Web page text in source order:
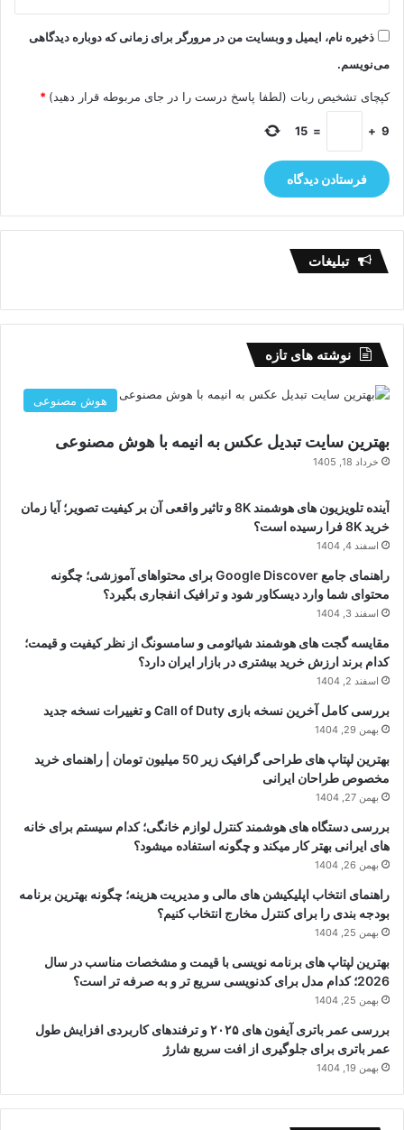
ذخیره نام، ایمیل و وبسایت من در مرورگر برای زمانی که دوباره دیدگاهی
می‌نویسم.
کپچای تشخیص ربات (لطفا پاسخ درست را در جای مربوطه قرار دهید) *
9
+
=
15
تبلیغات
نوشته های تازه
هوش مصنوعی
بهترین سایت تبدیل عکس به انیمه با هوش مصنوعی
خرداد 18, 1405
آینده تلویزیون های هوشمند 8K و تاثیر واقعی آن بر کیفیت تصویر؛ آیا زمان
خرید 8K فرا رسیده است؟
اسفند 4, 1404
راهنمای جامع Google Discover برای محتواهای آموزشی؛ چگونه
محتوای شما وارد دیسکاور شود و ترافیک انفجاری بگیرد؟
اسفند 3, 1404
مقایسه گجت های هوشمند شیائومی و سامسونگ از نظر کیفیت و قیمت؛
کدام برند ارزش خرید بیشتری در بازار ایران دارد؟
اسفند 2, 1404
بررسی کامل آخرین نسخه بازی Call of Duty و تغییرات نسخه جدید
بهمن 29, 1404
بهترین لپتاپ های طراحی گرافیک زیر 50 میلیون تومان | راهنمای خرید
مخصوص طراحان ایرانی
بهمن 27, 1404
بررسی دستگاه های هوشمند کنترل لوازم خانگی؛ کدام سیستم برای خانه
های ایرانی بهتر کار میکند و چگونه استفاده میشود؟
بهمن 26, 1404
راهنمای انتخاب اپلیکیشن های مالی و مدیریت هزینه؛ چگونه بهترین برنامه
بودجه بندی را برای کنترل مخارج انتخاب کنیم؟
بهمن 25, 1404
بهترین لپتاپ های برنامه نویسی با قیمت و مشخصات مناسب در سال
2026؛ کدام مدل برای کدنویسی سریع تر و به صرفه تر است؟
بهمن 25, 1404
بررسی عمر باتری آیفون های ۲۰۲۵ و ترفندهای کاربردی افزایش طول
عمر باتری برای جلوگیری از افت سریع شارژ
بهمن 19, 1404